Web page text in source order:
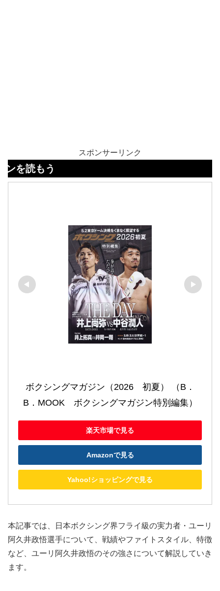
スポンサーリンク
ボクシングマガジン（2026　初夏） （B．
B．MOOK　ボクシングマガジン特別編集）
楽天市場で見る
Amazonで見る
Yahoo!ショッピングで見る
本記事では、日本ボクシング界フライ級の実力者・ユーリ
阿久井政悟選手について、戦績やファイトスタイル、特徴
など、ユーリ阿久井政悟のその強さについて解説していき
ます。